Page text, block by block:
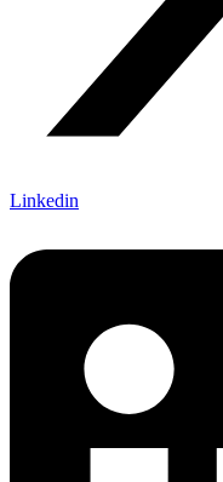
Linkedin